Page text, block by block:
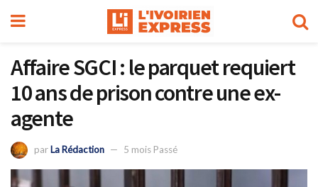
Affaire SGCI : le parquet requiert
10 ans de prison contre une ex-
agente
parLa Rédaction 5 mois Passé